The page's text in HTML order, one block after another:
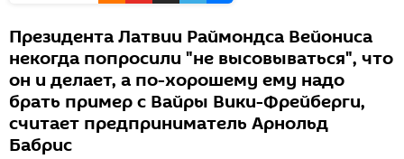
Президента Латвии Раймондса Вейониса
некогда попросили "не высовываться", что
он и делает, а по-хорошему ему надо
брать пример с Вайры Вики-Фрейберги,
считает предприниматель Арнольд
Бабрис